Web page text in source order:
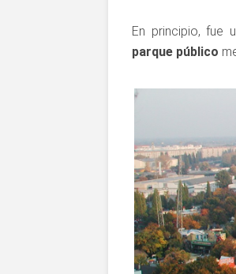
En principio, fue
parque público